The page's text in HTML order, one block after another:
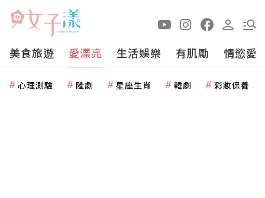
美食旅遊 愛漂亮 生活娛樂 有肌勵 情慾愛
心理測驗 陸劇 星座生肖 韓劇 彩妝保養